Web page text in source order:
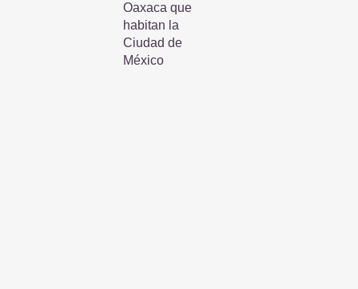
Oaxaca que
habitan la
Ciudad de
México